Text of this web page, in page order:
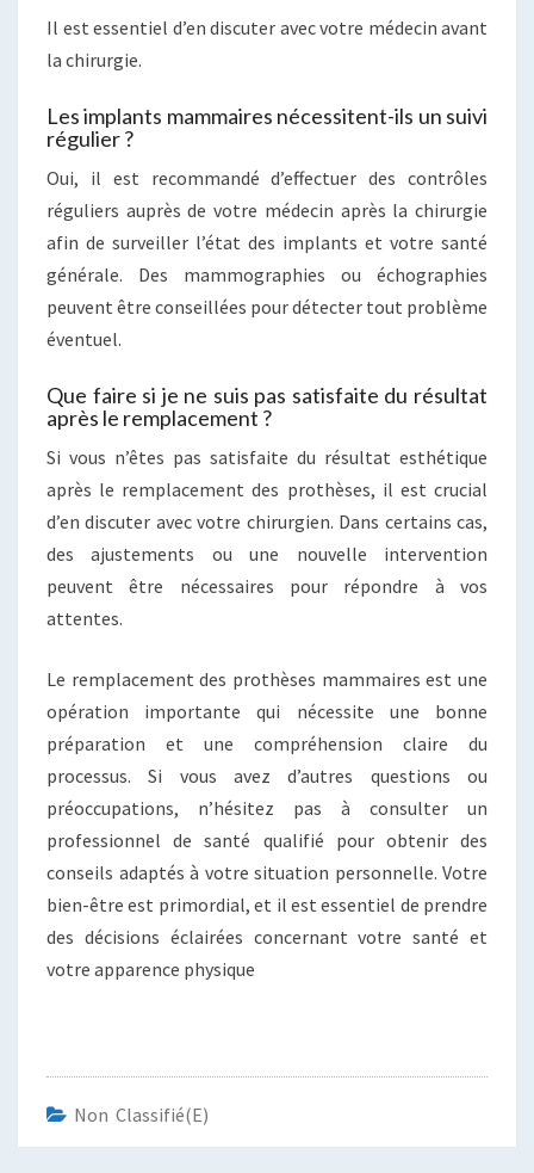
Il est essentiel d’en discuter avec votre médecin avant
la chirurgie.
Les implants mammaires nécessitent-ils un suivi
régulier ?
Oui, il est recommandé d’effectuer des contrôles
réguliers auprès de votre médecin après la chirurgie
afin de surveiller l’état des implants et votre santé
générale. Des mammographies ou échographies
peuvent être conseillées pour détecter tout problème
éventuel.
Que faire si je ne suis pas satisfaite du résultat
après le remplacement ?
Si vous n’êtes pas satisfaite du résultat esthétique
après le remplacement des prothèses, il est crucial
d’en discuter avec votre chirurgien. Dans certains cas,
des ajustements ou une nouvelle intervention
peuvent être nécessaires pour répondre à vos
attentes.
Le remplacement des prothèses mammaires est une
opération importante qui nécessite une bonne
préparation et une compréhension claire du
processus. Si vous avez d’autres questions ou
préoccupations, n’hésitez pas à consulter un
professionnel de santé qualifié pour obtenir des
conseils adaptés à votre situation personnelle. Votre
bien-être est primordial, et il est essentiel de prendre
des décisions éclairées concernant votre santé et
votre apparence physique
Non Classifié(e)